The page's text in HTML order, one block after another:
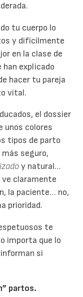
tu cuerpo lo
y difícilmente
en la clase de
explicado
hacer tu pareja
vital.
el dossier
unos colores
tipos de parto
seguro,
y natural…
ve claramente
la paciente… no,
prioridad.
te
importa que lo
si
partos.